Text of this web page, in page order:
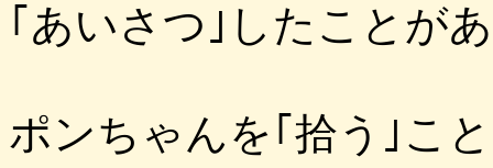
｢あいさつ｣したことが
ポンちゃんを｢拾う｣こ